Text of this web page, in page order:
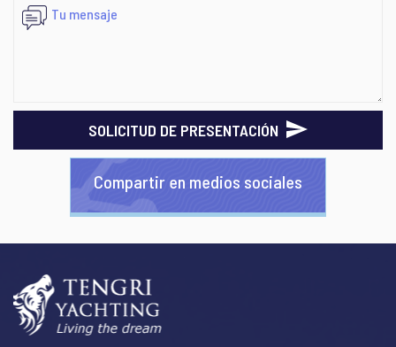
SOLICITUD DE PRESENTACIÓN
Compartir en medios sociales